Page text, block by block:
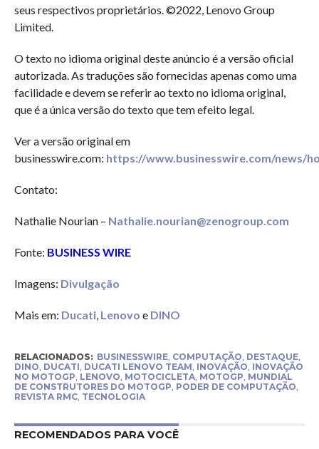
seus respectivos proprietários. ©2022, Lenovo Group
Limited.
O texto no idioma original deste anúncio é a versão oficial
autorizada. As traduções são fornecidas apenas como uma
facilidade e devem se referir ao texto no idioma original,
que é a única versão do texto que tem efeito legal.
Ver a versão original em
businesswire.com: https://www.businesswire.com/news/
Contato:
Nathalie Nourian – Nathalie.nourian@zenogroup.com
Fonte: BUSINESS WIRE
Imagens: Divulgação
Mais em: Ducati, Lenovo e DINO
RELACIONADOS: BUSINESSWIRE, COMPUTAÇÃO DESTAQUE,
DINO DUCATI DUCATI LENOVO TEAM INOVAÇÃO INOVAÇÃO
NO MOTOGP LENOVO MOTOCICLETA, MOTOGP MUNDIAL
DE CONSTRUTORES DO MOTOGP PODER DE COMPUTAÇÃO
REVISTA RMC, TECNOLOGIA
RECOMENDADOS PARA VOCÊ